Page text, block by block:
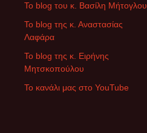
To blog του κ. Βασίλη Μήτογλου
Το blog της κ. Αναστασίας
Λαφάρα
Το blog της κ. Ειρήνης
Μητσκοπούλου
Το κανάλι μας στο YouTube